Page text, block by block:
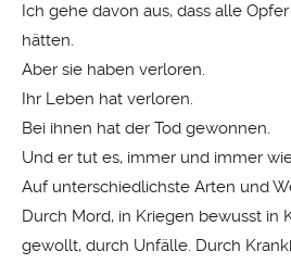
Ich gehe davon aus, dass alle
hätten.
Aber sie haben verloren.
Ihr Leben hat verloren.
Bei ihnen hat der Tod gewonnen.
Und er tut es, immer und immer
Auf unterschiedlichste Arten und
Durch Mord, in Kriegen bewusst in
gewollt, durch Unfälle. Durch